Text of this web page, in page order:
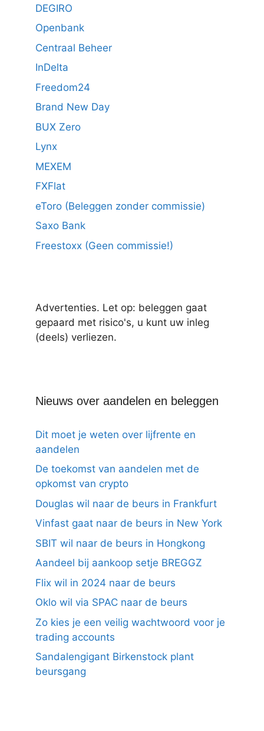
DEGIRO
Openbank
Centraal Beheer
InDelta
Freedom24
Brand New Day
BUX Zero
Lynx
MEXEM
FXFlat
eToro (Beleggen zonder commissie)
Saxo Bank
Freestoxx (Geen commissie!)
Advertenties. Let op: beleggen gaat
gepaard met risico's, u kunt uw inleg
(deels) verliezen.
Nieuws over aandelen en beleggen
Dit moet je weten over lijfrente en
aandelen
De toekomst van aandelen met de
opkomst van crypto
Douglas wil naar de beurs in Frankfurt
Vinfast gaat naar de beurs in New York
SBIT wil naar de beurs in Hongkong
Aandeel bij aankoop setje BREGGZ
Flix wil in 2024 naar de beurs
Oklo wil via SPAC naar de beurs
Zo kies je een veilig wachtwoord voor je
trading accounts
Sandalengigant Birkenstock plant
beursgang